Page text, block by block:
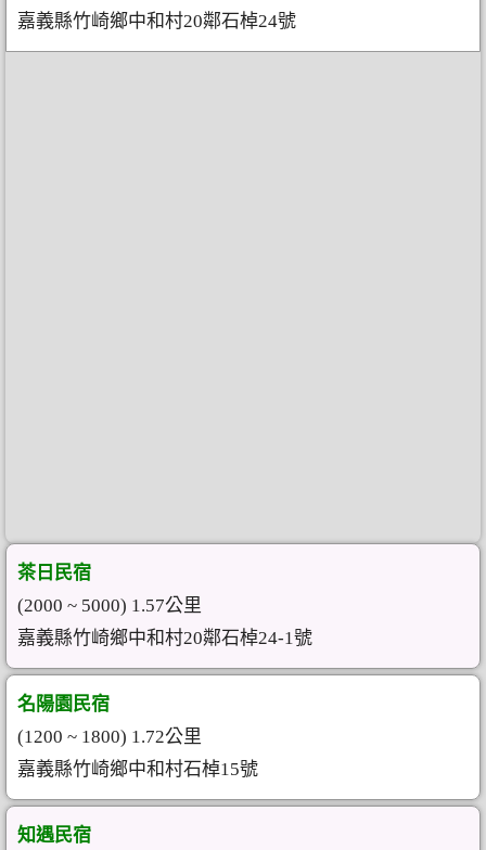
嘉義縣竹崎鄉中和村20鄰石棹24號
茶日民宿
(2000 ~ 5000) 1.57公里
嘉義縣竹崎鄉中和村20鄰石棹24-1號
名陽園民宿
(1200 ~ 1800) 1.72公里
嘉義縣竹崎鄉中和村石棹15號
知遇民宿